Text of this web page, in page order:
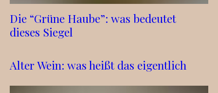
Die “Grüne Haube”: was bedeutet
dieses Siegel
Alter Wein: was heißt das eigentlich